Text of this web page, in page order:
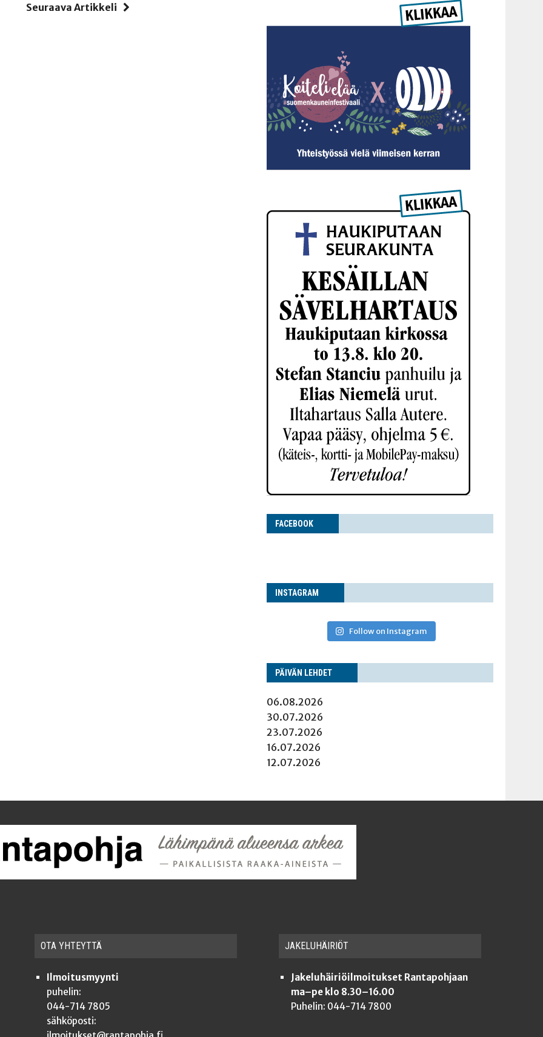
Seuraava Artikkeli
FACE­BOOK
INS­TA­GRAM
Follow on Instagram
PÄI­VÄN LEHDET
06.08.2026
30.07.2026
23.07.2026
16.07.2026
12.07.2026
OTA YHTEYT­TÄ
Ilmoitusmyynti
puhelin:
044-714 7805
sähköposti:
JAKE­LU­HÄI­RIÖT
Jakeluhäiriöilmoitukset Rantapohjaan
ma–pe klo 8.30–16.00
Puhelin: 044-714 7800